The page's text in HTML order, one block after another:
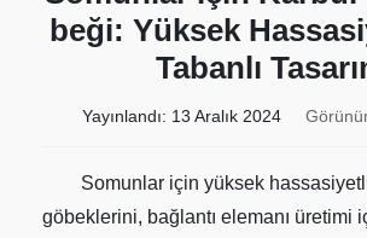
beği: Yüksek
Tabanlı
Yayınlandı: 13 Aralık 2024
Somunlar için yüksek
göbeklerini, bağlantı elemanı üretimi